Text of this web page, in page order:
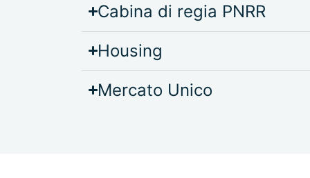
Cabina di regia PNRR
Housing
Mercato Unico